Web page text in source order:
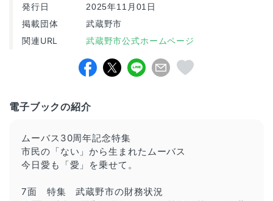
発行日 2025年11月01日
掲載団体 武蔵野市
関連URL 武蔵野市公式ホームページ
電子ブックの紹介
ムーバス30周年記念特集
市民の「ない」から生まれたムーバス
今日愛も「愛」を乗せて。
7面 特集 武蔵野市の財務状況